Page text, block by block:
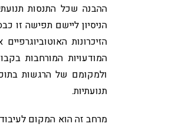
ההבנה שכל התנסות
הניסיון ליישם תפישה זו
הזיכרונות
המודעויות המורחבות
ולמקומם של הרגשות
תנועתיות.
מרחב זה הוא המקום לעיבוד